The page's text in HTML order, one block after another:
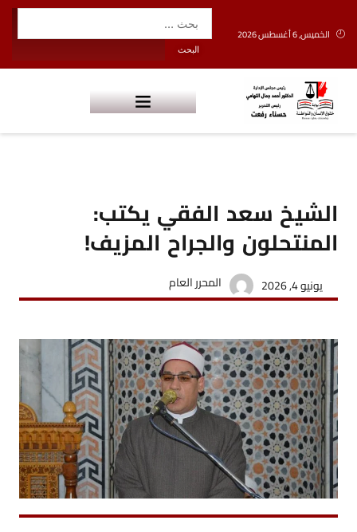
الخميس, 6 أغسطس 2026
الشيخ سعد الفقي يكتب:
المنتحلون والجراح المزيف!
يونيو 4, 2026 المحرر العام